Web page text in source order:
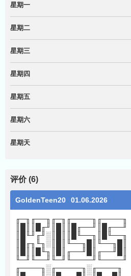
星期一
星期二
星期三
星期四
星期五
星期六
星期天
评价 (6)
GoldenTeen20 01.06.2026
╓─╖╓──╖╓─╖╓────╖╓────╖
║█║║█╓╜║█║║█╓──╜║█╓──╜
║█╙╜╓╜░║█║║█╙──╖║█╙──╖
║█╓╖╙╖░║█║╙──╖█║╙──╖█║
║█║║█╙╖║█║╓──╜█║╓──╜█║
╙─╜╙──╜╙─╜╙────╜╙────╜
╓────╖░╓─────╖░╓────╖